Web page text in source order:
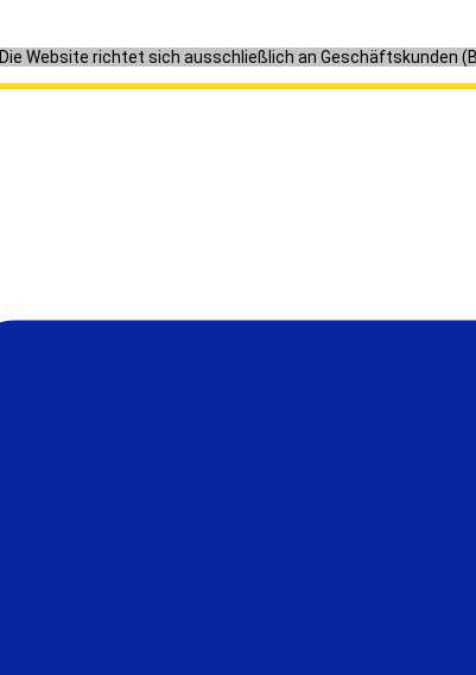
Die Website richtet sich ausschließlich an Geschäftskunden